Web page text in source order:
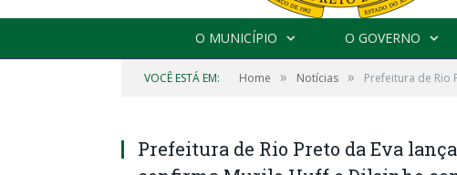
O MUNICÍPIO O GOVERNO
VOCÊ ESTÁ EM: Home » Notícias » Prefeitura de Rio
Prefeitura de Rio Preto da Eva